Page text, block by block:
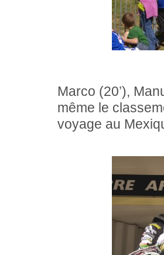
Marco (20’),
même le
voyage au